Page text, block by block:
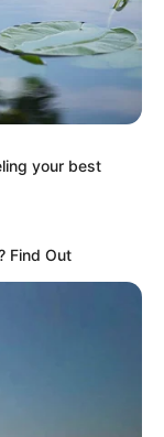
your best
Find Out